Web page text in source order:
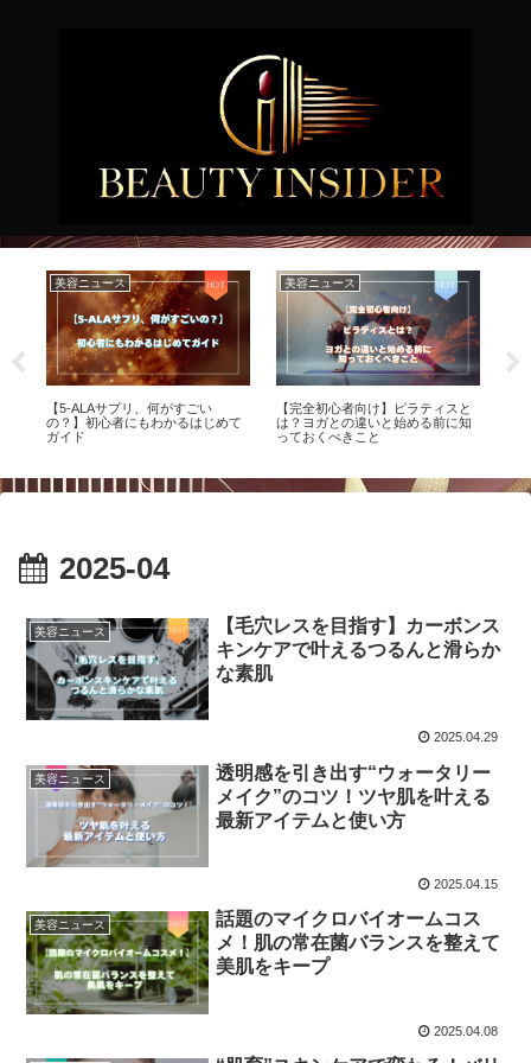
美容ニュース
【5-ALAサプリ、何がすごい
の？】初心者にもわかるはじめて
ガイド
美容ニュース
【完全初心者向け】ピラティスと
は？ヨガとの違いと始める前に知
っておくべきこと
2025-04
美容ニュース
【毛穴レスを目指す】カーボンス
キンケアで叶えるつるんと滑らか
な素肌
2025.04.29
美容ニュース
透明感を引き出す“ウォータリー
メイク”のコツ！ツヤ肌を叶える
最新アイテムと使い方
2025.04.15
美容ニュース
話題のマイクロバイオームコス
メ！肌の常在菌バランスを整えて
美肌をキープ
2025.04.08